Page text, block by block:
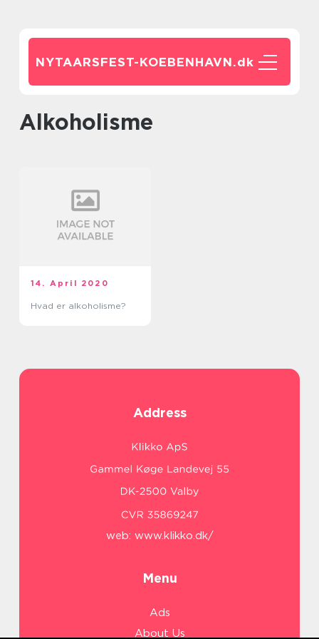
NYTAARSFEST-KOEBENHAVN.dk
alkoholisme
14. April 2020
Hvad er alkoholisme?
Address
web: www.klikko.dk/
Menu
Ads
About Us